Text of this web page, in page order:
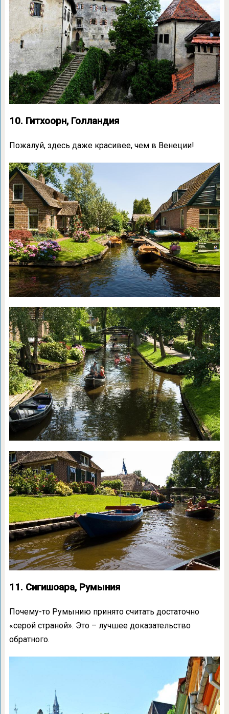
10. Гитхоорн, Голландия
Пожалуй, здесь даже красивее, чем в Венеции!
11. Сигишоара, Румыния
Почему-то Румынию принято считать достаточно
«серой страной». Это – лучшее доказательство
обратного.